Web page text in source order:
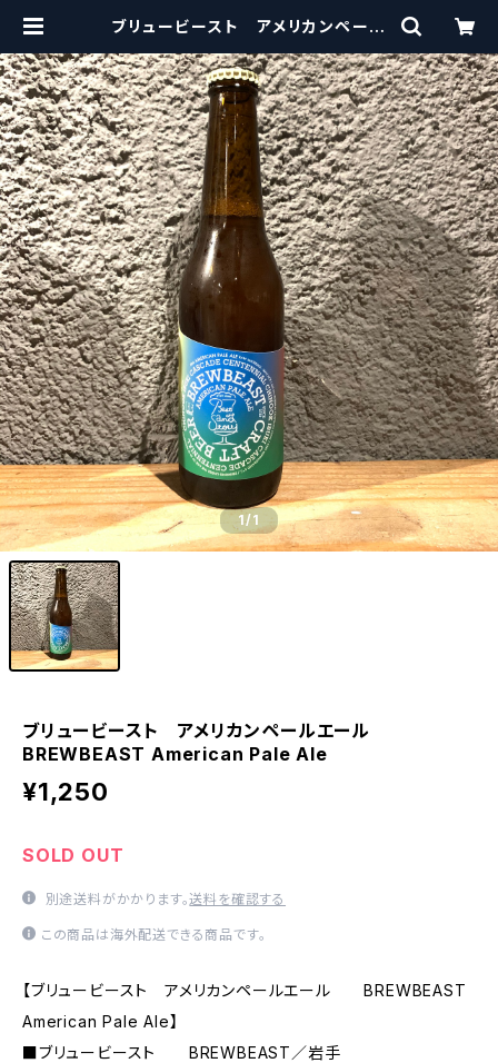
ブリュービースト アメリカンペール
an Pale Ale | craftbeerscisso
rs
1/1
ブリュービースト アメリカンペールエール
BREWBEAST American Pale Ale
¥1,250
SOLD OUT
別途送料がかかります。送料を確認する
この商品は海外配送できる商品です。
【ブリュービースト アメリカンペールエール BREWBEAST
American Pale Ale】
■ブリュービースト BREWBEAST／岩手